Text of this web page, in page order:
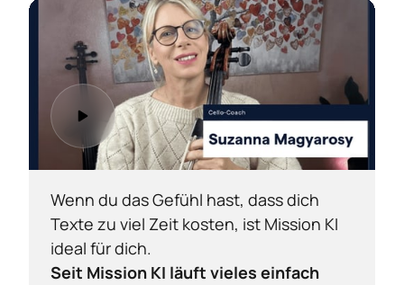
Wenn du das Gefühl hast, dass dich
Texte zu viel Zeit kosten, ist Mission KI
Seit Mission KI läuft vieles einfach